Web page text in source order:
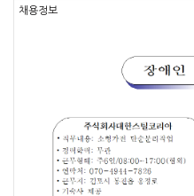
채용정보